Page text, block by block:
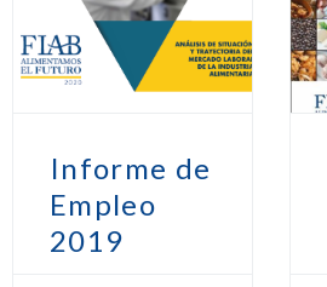
Informe de
Empleo
2019